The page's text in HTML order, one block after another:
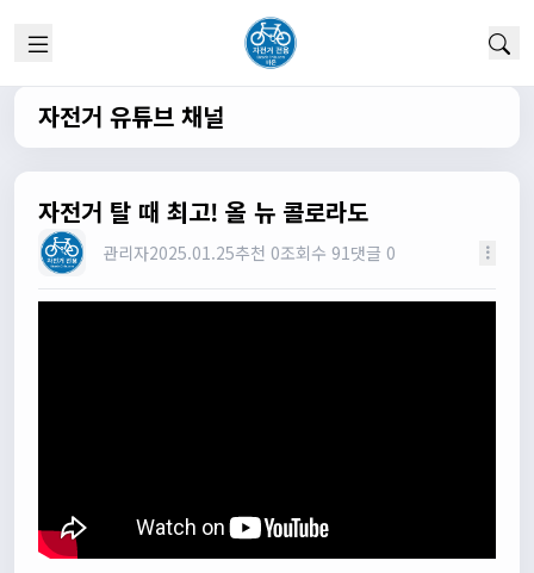
1/22/2025
원행13:19:45
원행13:19:59
새로운 자전거 커뮤니티가 되겠네요
관리자
모두들 환영합니다 :)
타데이포가차13:29:16
자전거 유튜브 채널
자전거 탈 때 최고! 올 뉴 콜로라도
관리자2025.01.25추천 0조회수 91 댓글 0